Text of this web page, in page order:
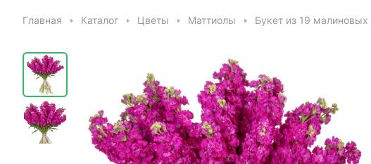
Главная Каталог Цветы Маттиолы Букет из 19 малиновых